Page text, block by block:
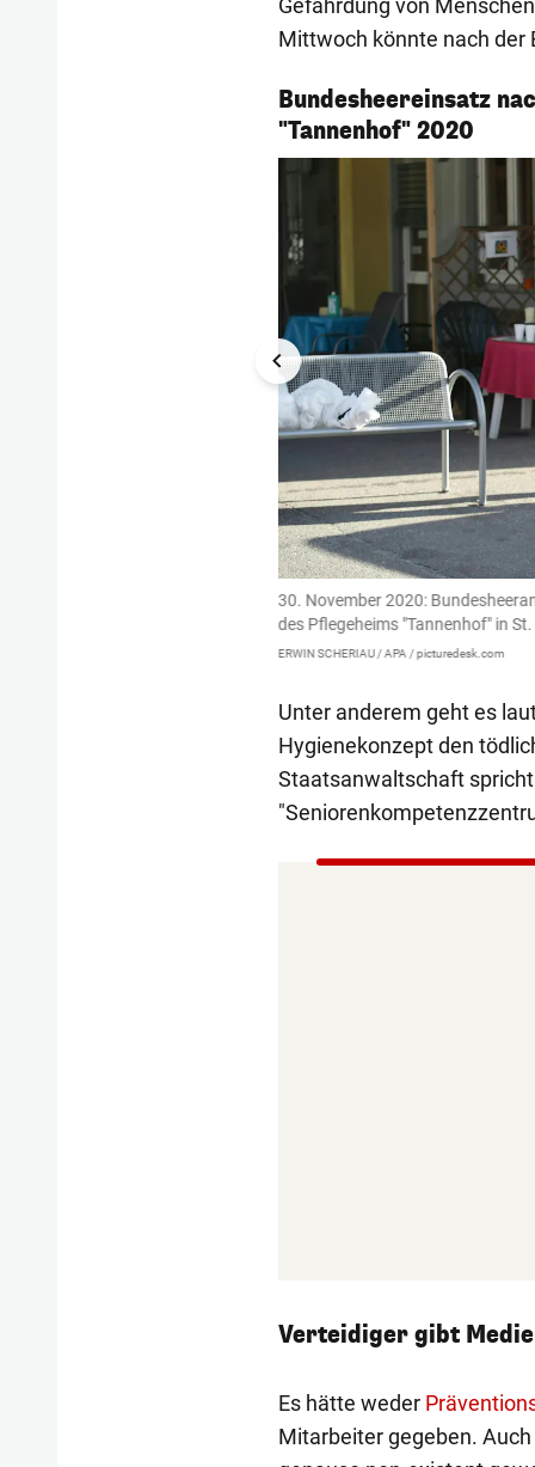
Gefährdung von
Mittwoch könnte nach der
Bundesheereinsatz
"Tannenhof" 2020
1/5
30. November 2020:
des Pflegeheims "Tannenhof" in
ERWIN SCHERIAU / APA / picturedesk.com
Unter anderem geht es
Hygienekonzept den
Staatsanwaltschaft
Verteidiger gibt
Es hätte weder
Mitarbeiter gegeben.